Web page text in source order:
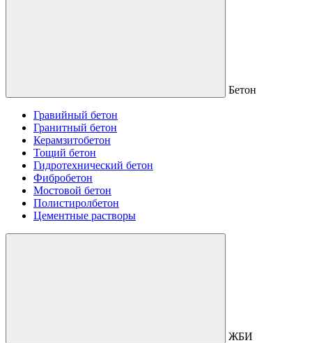
Бетон
Гравийный бетон
Гранитный бетон
Керамзитобетон
Тощий бетон
Гидротехнический бетон
Фибробетон
Мостовой бетон
Полистиролбетон
Цементные растворы
ЖБИ